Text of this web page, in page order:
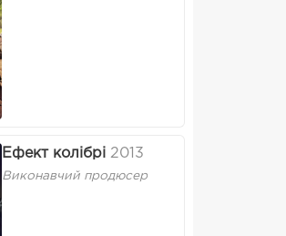
Ефект колібрі 2013
Виконавчий продюсер